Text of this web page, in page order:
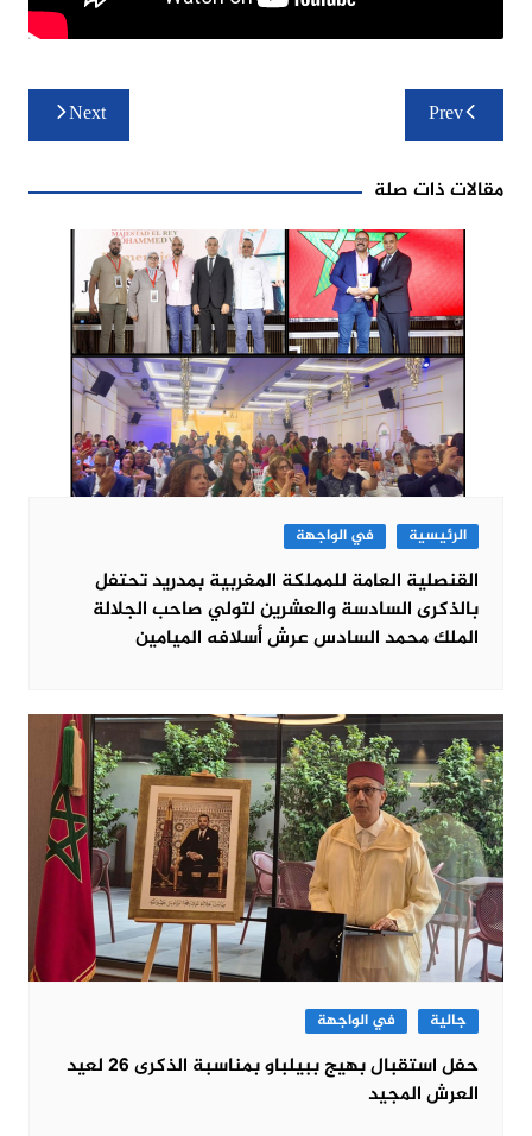
تصفّح
المقالات
Prev
Next
مقالات ذات صلة
الرئيسية في الواجهة
القنصلية العامة للمملكة المغربية بمدريد تحتفل
بالذكرى السادسة والعشرين لتولي صاحب الجلالة
الملك محمد السادس عرش أسلافه الميامين
جالية في الواجهة
حفل استقبال بهيج ببيلباو بمناسبة الذكرى 26 لعيد
العرش المجيد